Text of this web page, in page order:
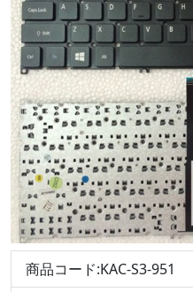
商品コード:KAC-S3-951